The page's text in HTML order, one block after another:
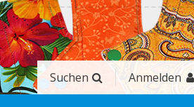
Suchen Anmelden